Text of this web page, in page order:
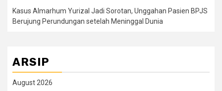
Kasus Almarhum Yurizal Jadi Sorotan, Unggahan Pasien BPJS
Berujung Perundungan setelah Meninggal Dunia
ARSIP
August 2026